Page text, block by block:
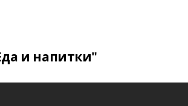
и напитки"